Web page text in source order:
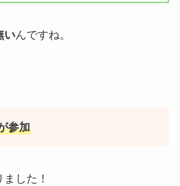
いんですね。
参加
した！